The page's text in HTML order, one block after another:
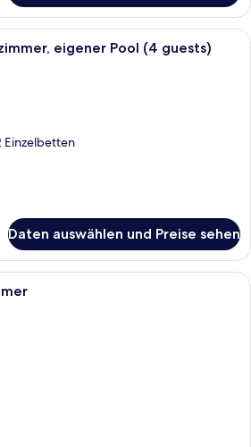
Ein Poolbereich mit Liegestühlen,
eigener Pool (4 guests)
Einzelbetten
Daten auswählen und Preise sehen
Ein moderner Poolbereich im Freien